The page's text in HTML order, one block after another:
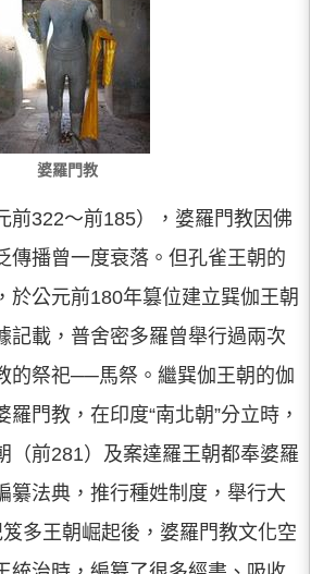
婆羅門教
前322～前185），婆羅門教因佛
傳播曾一度衰落。但孔雀王朝的
於公元前180年篡位建立巽伽王朝
記載，普舍密多羅曾舉行過兩次
的祭祀──馬祭。繼巽伽王朝的伽
門教，在印度“南北朝”分立時，
（前281）及案達羅王朝都奉婆羅
纂法典，推行種姓制度，舉行大
多王朝崛起後，婆羅門教文化空